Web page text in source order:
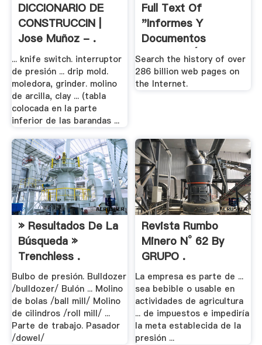
DICCIONARIO DE
CONSTRUCCIN |
Jose Muñoz - .
... knife switch. interruptor
de presión ... drip mold.
moledora, grinder. molino
de arcilla, clay ... (tabla
colocada en la parte
inferior de las barandas ...
Full Text Of
"Informes Y
Documentos
Relativos Á .
Search the history of over
286 billion web pages on
the Internet.
» Resultados De La
Búsqueda »
Trenchless .
Bulbo de presión. Bulldozer
/bulldozer/ Bulón ... Molino
de bolas /ball mill/ Molino
de cilindros /roll mill/ ...
Parte de trabajo. Pasador
/dowel/
Revista Rumbo
Minero N° 62 By
GRUPO .
La empresa es parte de ...
sea bebible o usable en
actividades de agricultura
... de impuestos e impediría
la meta establecida de la
presión ...